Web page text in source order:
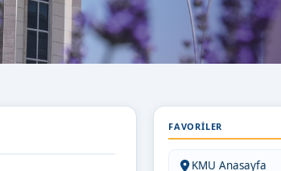
FAVORILER
KMU Anasayfa